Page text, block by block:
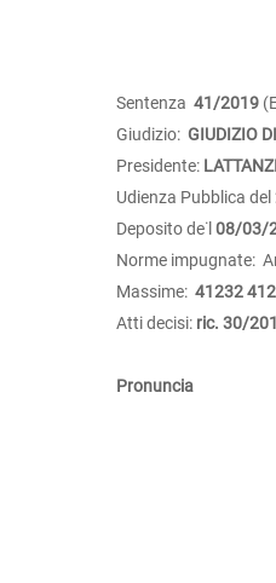
Sentenza 41/2019
Giudizio: GIUDIZIO
Presidente: LATTANZI
Udienza Pubblica del
Deposito de˙l 08/03/
Norme impugnate:
Massime: 41232
Atti decisi: ric. 30/
Pronuncia